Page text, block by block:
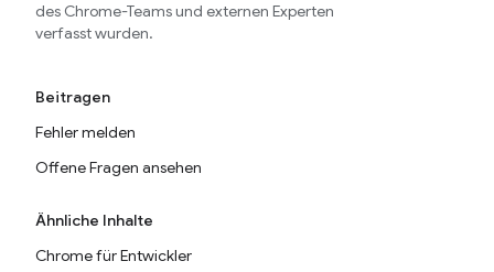
des Chrome-Teams und externen Experten
verfasst wurden.
Beitragen
Fehler melden
Offene Fragen ansehen
Ähnliche Inhalte
Chrome für Entwickler